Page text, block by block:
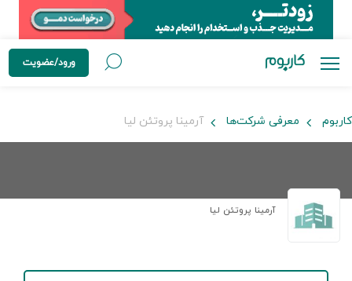
ورود/عضویت
کاربوم معرفی شرکت‌ها آرمینا پروتئن لیا
آرمینا پروتئن لیا